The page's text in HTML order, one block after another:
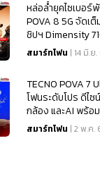
หล่อล้ำยุคไซเบอร์
POVA 8 5G จัดเต็
ชิปฯ Dimensity
แบตฯ ยักษ์
สมาร์ทโฟน | 14 มิ.ย
TECNO POVA 7
โฟนระดับโปร ดีไซ
กล้อง และAI พร้อ
วันนี้
สมาร์ทโฟน | 2 พ.ค.